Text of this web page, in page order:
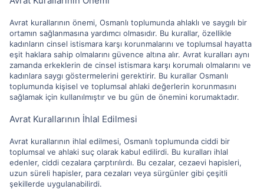
Avrat kurallarının önemi, Osmanlı toplumunda ahlaklı ve saygılı bir
ortamın sağlanmasına yardımcı olmasıdır. Bu kurallar, özellikle
kadınların cinsel istismara karşı korunmalarını ve toplumsal hayatta
eşit haklara sahip olmalarını güvence altına alır. Avrat kuralları aynı
zamanda erkeklerin de cinsel istismara karşı korumalı olmalarını ve
kadınlara saygı göstermelerini gerektirir. Bu kurallar Osmanlı
toplumunda kişisel ve toplumsal ahlaki değerlerin korunmasını
sağlamak için kullanılmıştır ve bu gün de önemini korumaktadır.
Avrat Kurallarının İhlal Edilmesi
Avrat kurallarının ihlal edilmesi, Osmanlı toplumunda ciddi bir
toplumsal ve ahlaki suç olarak kabul edilirdi. Bu kuralları ihlal
edenler, ciddi cezalara çarptırılırdı. Bu cezalar, cezaevi hapisleri,
uzun süreli hapisler, para cezaları veya sürgünler gibi çeşitli
şekillerde uygulanabilirdi.